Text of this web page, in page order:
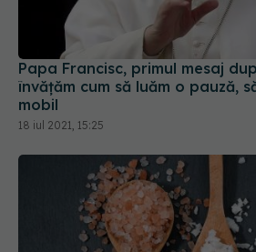
Papa Francisc, primul mesaj
învăţăm cum să luăm o pauză,
mobil
18 iul 2021, 15:25